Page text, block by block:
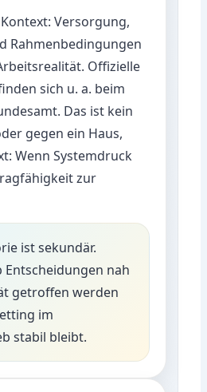
Versorgung,
Rahmenbedingungen
Offizielle
sich u. a. beim
. Das ist kein
gegen ein Haus,
Wenn Systemdruck
zur
ist sekundär.
Entscheidungen nah
getroffen werden
im
stabil bleibt.